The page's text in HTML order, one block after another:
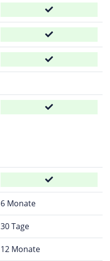
6 Monate
30 Tage
12 Monate